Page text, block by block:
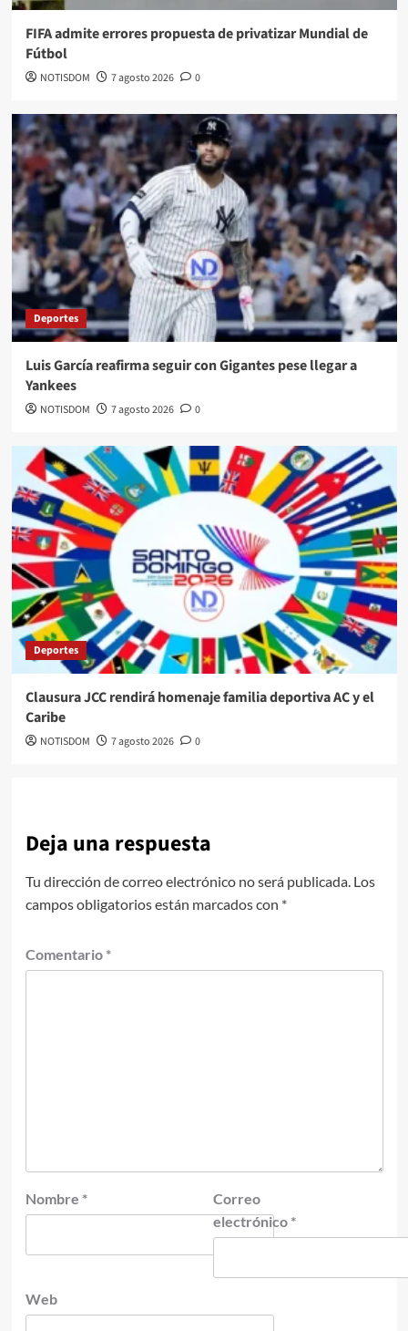
FIFA admite errores propuesta de privatizar Mundial de
Fútbol
NOTISDOM 7 agosto 2026 0
Deportes
Luis García reafirma seguir con Gigantes pese llegar a
Yankees
NOTISDOM 7 agosto 2026 0
Deportes
Clausura JCC rendirá homenaje familia deportiva AC y el
Caribe
NOTISDOM 7 agosto 2026 0
Deja una respuesta
Tu dirección de correo electrónico no será publicada. Los
campos obligatorios están marcados con *
Comentario *
Nombre *
Correo
electrónico *
Web